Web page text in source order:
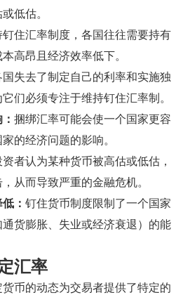
低估。
钉住汇率制度，各国往往需要持有
高昂且经济效率低下。
国失去了制定自己的利率和实施独
们必须专注于维持钉住汇率制。
捆绑汇率可能会使一个国家更容
的经济问题的影响。
者认为某种货币被高估或低估，
从而导致严重的金融危机。
： 钉住货币制度限制了一个国家
货膨胀、失业或经济衰退）的能
汇率
币的动态为交易者提供了特定的